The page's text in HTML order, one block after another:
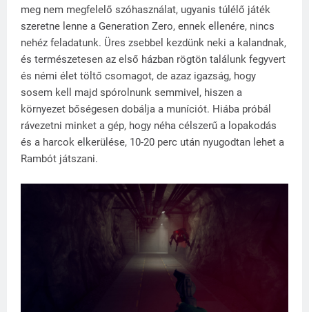
meg nem megfelelő szóhasználat, ugyanis túlélő játék
szeretne lenne a Generation Zero, ennek ellenére, nincs
nehéz feladatunk. Üres zsebbel kezdünk neki a kalandnak,
és természetesen az első házban rögtön találunk fegyvert
és némi élet töltő csomagot, de azaz igazság, hogy
sosem kell majd spórolnunk semmivel, hiszen a
környezet bőségesen dobálja a muníciót. Hiába próbál
rávezetni minket a gép, hogy néha célszerű a lopakodás
és a harcok elkerülése, 10-20 perc után nyugodtan lehet a
Rambót játszani.